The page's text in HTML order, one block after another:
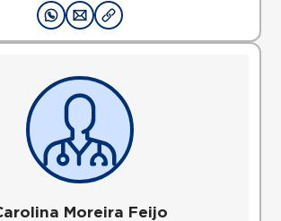
Moreira Feijo